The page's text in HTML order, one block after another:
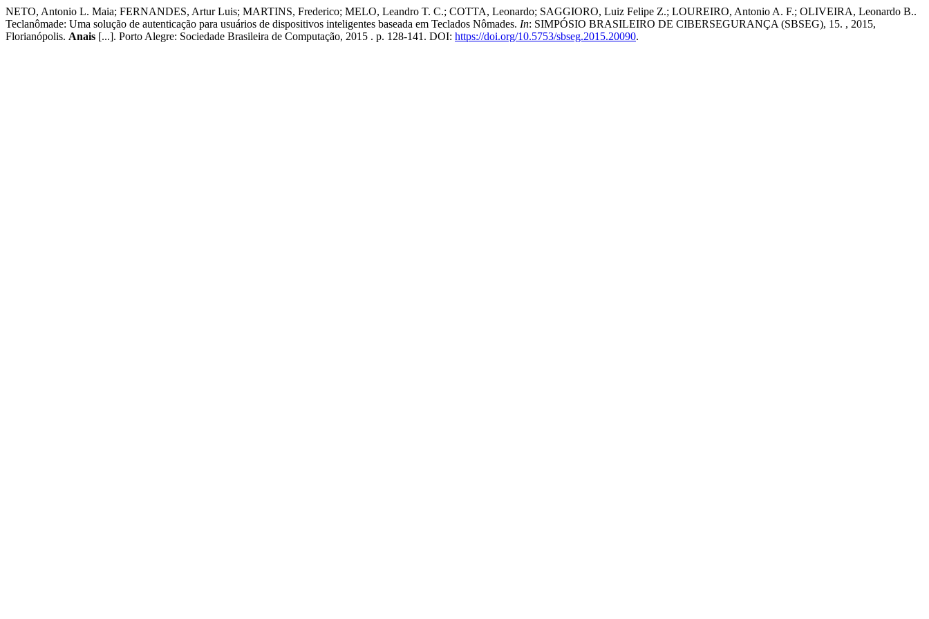
NETO, Antonio L. Maia; FERNANDES, Artur Luis; MARTINS, Frederico; MELO, Leandro T. C.; COTTA, Leonardo; SAGGIORO, Luiz Felipe Z.; LOUREIRO, Antonio A. F.; OLIVEIRA, Leonardo B..
Teclanômade: Uma solução de autenticação para usuários de dispositivos inteligentes baseada em Teclados Nômades. In: SIMPÓSIO BRASILEIRO DE CIBERSEGURANÇA (SBSEG), 15. , 2015,
Florianópolis. Anais [...]. Porto Alegre: Sociedade Brasileira de Computação, 2015 . p. 128-141. DOI: https://doi.org/10.5753/sbseg.2015.20090.